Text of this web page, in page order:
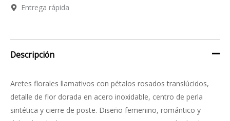
Entrega rápida
Descripción
Aretes florales llamativos con pétalos rosados translúcidos,
detalle de flor dorada en acero inoxidable, centro de perla
sintética y cierre de poste. Diseño femenino, romántico y